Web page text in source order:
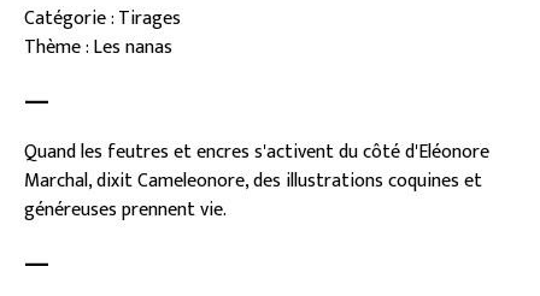
Catégorie : Tirages
Thème : Les nanas
—
Quand les feutres et encres s'activent du côté d'Eléonore
Marchal, dixit Cameleonore, des illustrations coquines et
généreuses prennent vie.
—